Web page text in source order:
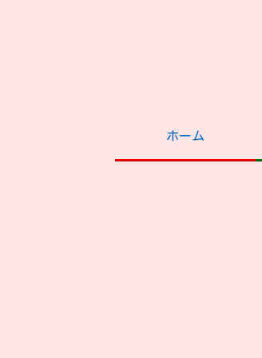
ホーム